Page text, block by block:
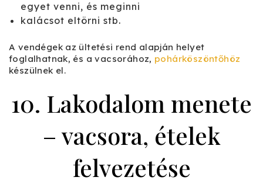
egyet venni, és meginni
kalácsot eltörni stb.
A vendégek az ültetési rend alapján helyet
foglalhatnak, és a vacsorához, pohárköszöntőhöz
készülnek el.
10. Lakodalom menete
– vacsora, ételek
felvezetése